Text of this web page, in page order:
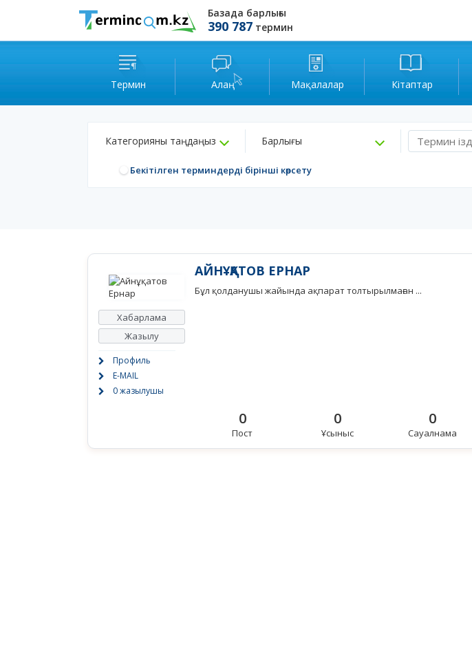
Базада барлығы
390 787 термин
Термин Алаң Мақалалар Кітаптар
Категорияны таңдаңыз Барлығы
Бекітілген терминдерді бірінші көрсету
Хабарлама
Жазылу
Профиль
E-MAIL
0 жазылушы
АЙНҰҚАТОВ ЕРНАР
Бұл қолданушы жайында ақпарат толтырылмаған ...
0
Пост
0
Ұсыныс
0
Сауалнама